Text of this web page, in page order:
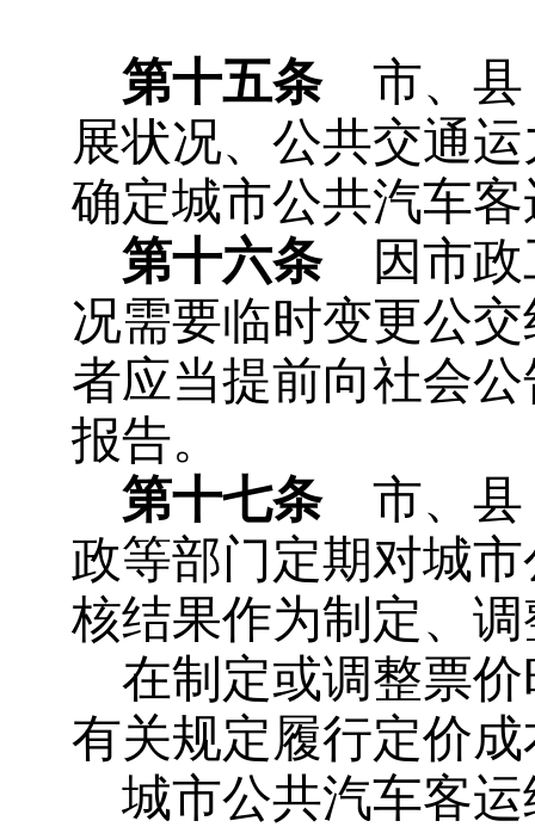
第十五条市、县
展状况、公共交通
确定城市公共汽车
第十六条因市政
况需要临时变更公
者应当提前向社会
报告。
第十七条市、县
政等部门定期对城
核结果作为制定、
在制定或调整票
有关规定履行定价
城市公共汽车客